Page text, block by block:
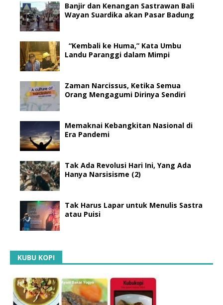
Banjir dan Kenangan Sastrawan Bali
Wayan Suardika akan Pasar Badung
“Kembali ke Huma,” Kata Umbu
Landu Paranggi dalam Mimpi
Zaman Narcissus, Ketika Semua
Orang Mengagumi Dirinya Sendiri
Memaknai Kebangkitan Nasional di
Era Pandemi
Tak Ada Revolusi Hari Ini, Yang Ada
Hanya Narsisisme (2)
Tak Harus Lapar untuk Menulis Sastra
atau Puisi
KUBU KOPI